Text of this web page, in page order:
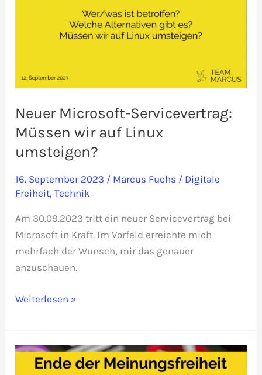
Servicevertrag
Neuer Microsoft-Servicevertrag:
Müssen wir auf Linux
umsteigen?
16. September 2023 / Marcus Fuchs / Digitale
Freiheit,Technik
Am 30.09.2023 tritt ein neuer Servicevertrag bei
Microsoft in Kraft. Im Vorfeld erreichte mich
mehrfach der Wunsch, mir das genauer
anzuschauen.
Neuer
Müssen
Weiterlesen »